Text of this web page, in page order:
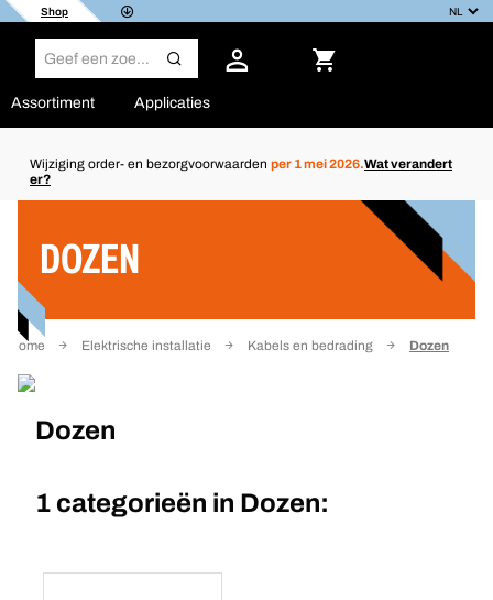
Shop
Assortiment Applicaties
Wijziging order- en bezorgvoorwaarden per 1 mei 2026.Wat verandert
er?
DOZEN
Home Elektrische installatie Kabels en bedrading Dozen
Dozen
1 categorieën in Dozen: